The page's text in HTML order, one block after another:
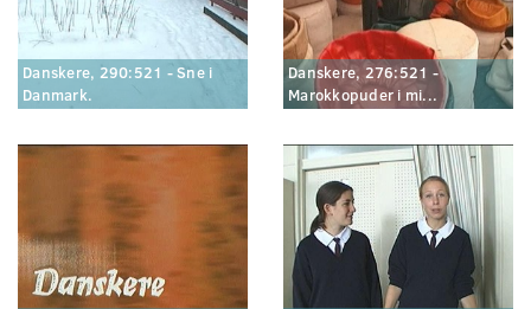
Danskere, 290:521 - Sne i
Danmark.
Danskere, 276:521 -
Marokkopuder i mi...